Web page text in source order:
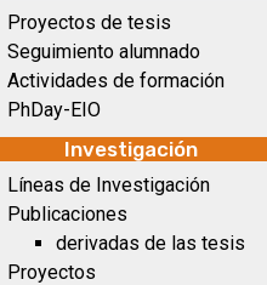
Proyectos de tesis
Seguimiento alumnado
Actividades de formación
PhDay-EIO
Investigación
Líneas de Investigación
Publicaciones
derivadas de las tesis
Proyectos